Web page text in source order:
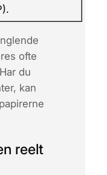
ofte
du
kan
reelt